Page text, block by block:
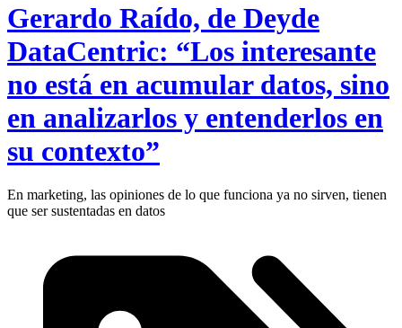
Gerardo Raído, de Deyde
DataCentric: “Los interesante
no está en acumular datos, sino
en analizarlos y entenderlos en
su contexto”
En marketing, las opiniones de lo que funciona ya no sirven, tienen
que ser sustentadas en datos